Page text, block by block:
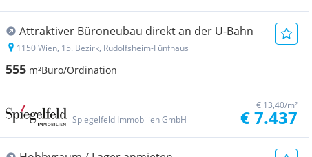
Attraktiver Büroneubau direkt an der U-Bahn
1150 Wien, 15. Bezirk, Rudolfsheim-Fünfhaus
555 m²Büro/Ordination
Spiegelfeld Immobilien GmbH
€ 13,40/m²
€ 7.437